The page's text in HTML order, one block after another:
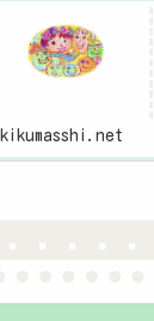
kikumasshi.net